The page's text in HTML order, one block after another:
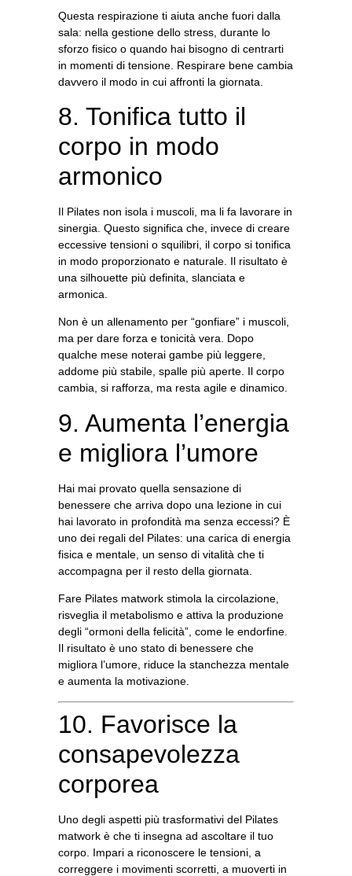
Questa respirazione ti aiuta anche fuori dalla
sala: nella gestione dello stress, durante lo
sforzo fisico o quando hai bisogno di centrarti
in momenti di tensione. Respirare bene cambia
davvero il modo in cui affronti la giornata.
8. Tonifica tutto il
corpo in modo
armonico
Il Pilates non isola i muscoli, ma li fa lavorare in
sinergia. Questo significa che, invece di creare
eccessive tensioni o squilibri, il corpo si tonifica
in modo proporzionato e naturale . Il risultato è
una silhouette più definita, slanciata e
armonica.
Non è un allenamento per “gonfiare” i muscoli,
ma per dare forza e tonicità vera. Dopo
qualche mese noterai gambe più leggere,
addome più stabile, spalle più aperte. Il corpo
cambia, si rafforza, ma resta agile e dinamico.
9. Aumenta l’energia
e migliora l’umore
Hai mai provato quella sensazione di
benessere che arriva dopo una lezione in cui
hai lavorato in profondità ma senza eccessi? È
uno dei regali del Pilates: una carica di energia
fisica e mentale , un senso di vitalità che ti
accompagna per il resto della giornata.
Fare Pilates matwork stimola la circolazione
risveglia il metabolismo e attiva la produzione
degli “ormoni della felicità”, come le endorfine.
Il risultato è uno stato di benessere che
migliora l’umore, riduce la stanchezza mentale
e aumenta la motivazione.
10. Favorisce la
consapevolezza
corporea
Uno degli aspetti più trasformativi del Pilates
matwork è che ti insegna ad ascoltare il tuo
corpo . Impari a riconoscere le tensioni, a
correggere i movimenti scorretti, a muoverti in